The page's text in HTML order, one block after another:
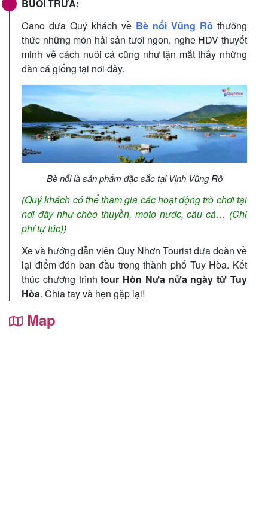
BUỔI TRƯA:
Cano đưa Quý khách về Bè nổi Vũng Rô thưởng
thức những món hải sản tươi ngon, nghe HDV thuyết
minh về cách nuôi cá cũng như tận mắt thấy những
đàn cá giống tại nơi đây.
Bè nổi là sản phẩm đặc sắc tại Vịnh Vũng Rô
(Quý khách có thể tham gia các hoạt động trò chơi tại
nơi đây như chèo thuyền, moto nước, câu cá… (Chi
phí tự túc))
Xe và hướng dẫn viên Quy Nhơn Tourist đưa đoàn về
lại điểm đón ban đầu trong thành phố Tuy Hòa. Kết
thúc chương trìnhtour Hòn Nưa nửa ngày từ Tuy
Hòa. Chia tay và hẹn gặp lại!
Map